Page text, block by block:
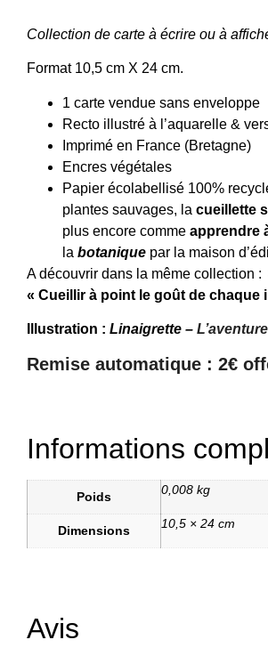
Collection de carte à écrire ou à
Format 10,5 cm X 24 cm.
1 carte vendue sans enveloppe
Recto illustré à l’aquarelle &
Imprimé en France (Bretagne)
Encres végétales
Papier écolabellisé 100%
plantes sauvages, la cueillette
plus encore comme apprendre
la botanique par la maison
A découvrir dans la même collection :
« Cueillir à point le goût de chaque
Illustration : Linaigrette –
Remise automatique : 2€
Informations
Poids 0,008 kg
Dimensions 10,5 × 24 cm
Avis